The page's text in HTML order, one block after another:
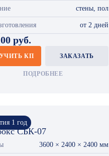
стены, пол
от 2 дней
руб.
КП ЗАКАЗАТЬ
ПОДРОБНЕЕ
1 год
СБК-07
3600 × 2400 × 2400 мм